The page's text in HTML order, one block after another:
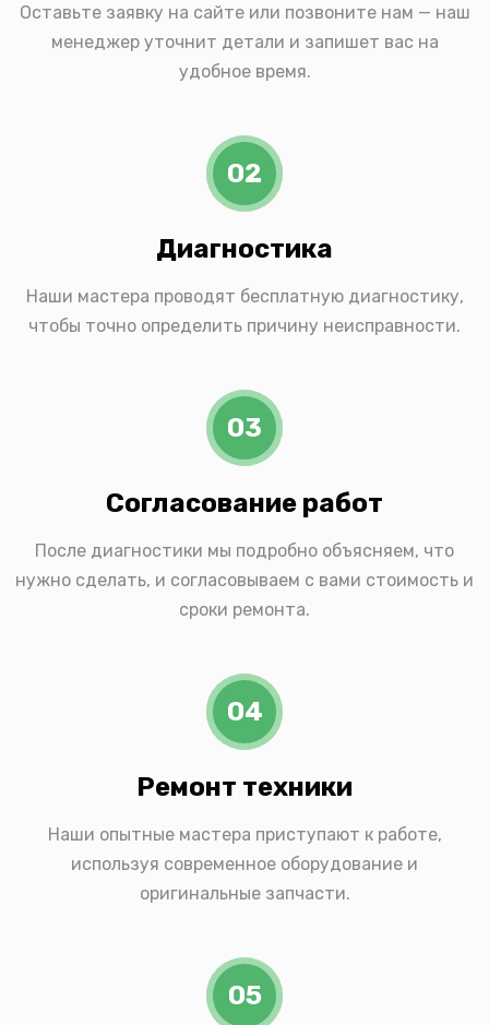
Оставьте заявку на сайте или позвоните нам — наш
менеджер уточнит детали и запишет вас на
удобное время.
02
Диагностика
Наши мастера проводят бесплатную диагностику,
чтобы точно определить причину неисправности.
03
Согласование работ
После диагностики мы подробно объясняем, что
нужно сделать, и согласовываем с вами стоимость и
сроки ремонта.
04
Ремонт техники
Наши опытные мастера приступают к работе,
используя современное оборудование и
оригинальные запчасти.
05